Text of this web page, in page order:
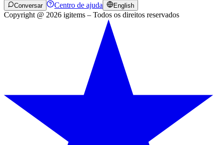
Conversar Centro de ajuda English
Copyright @ 2026 igitems – Todos os direitos reservados